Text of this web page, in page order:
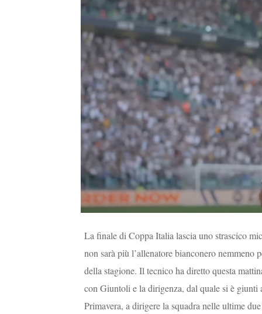
La finale di Coppa Italia lascia uno strascico
non sarà più l’allenatore bianconero
della stagione. Il tecnico ha diretto questa
con Giuntoli e la dirigenza, dal quale si è giunti
Primavera, a dirigere la squadra nelle ultime